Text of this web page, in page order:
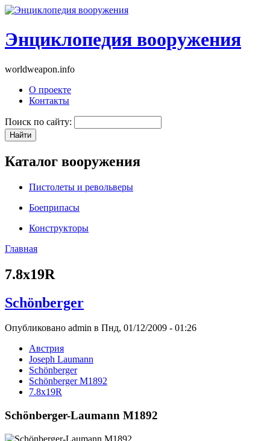
Энциклопедия вооружения
worldweapon.info
О проекте
Контакты
Поиск по сайту:
Каталог вооружения
Пистолеты и револьверы
Боеприпасы
Конструкторы
Главная
7.8x19R
Schönberger
Опубликовано admin в Пнд, 01/12/2009 - 01:26
Австрия
Joseph Laumann
Schönberger
Schönberger M1892
7.8x19R
Schönberger-Laumann M1892